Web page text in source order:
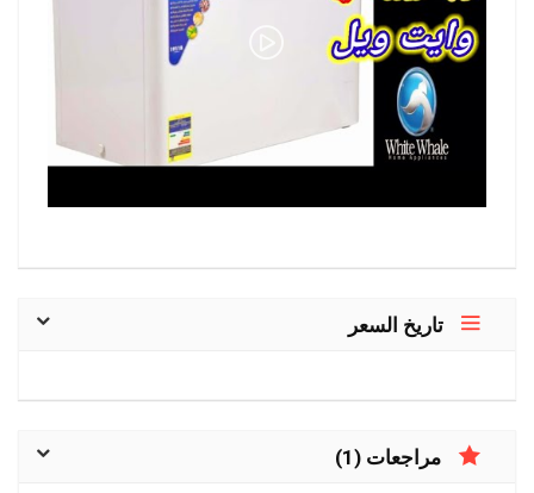
تاريخ السعر
مراجعات (1)